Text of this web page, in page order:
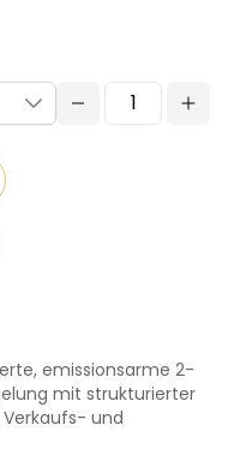
emissionsarme 2-
mit strukturierter
und